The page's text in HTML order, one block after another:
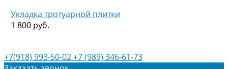
Укладка тротуарной плитки
1 800 руб.
+7(918) 993-50-02+7 (989) 346-61-73